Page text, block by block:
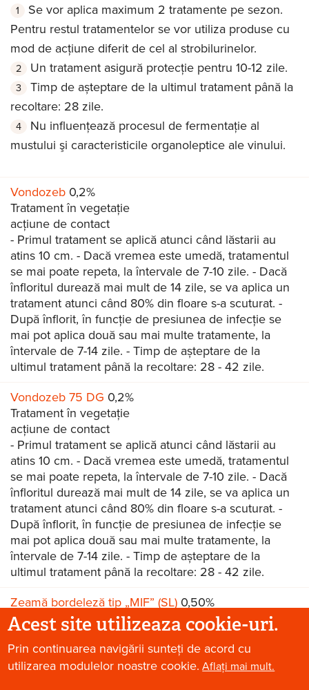
Se vor aplica maximum 2 tratamente pe sezon.
Pentru restul tratamentelor se vor utiliza produse cu
mod de acțiune diferit de cel al strobilurinelor.
Un tratament asigură protecție pentru 10-12 zile.
Timp de așteptare de la ultimul tratament până la
recoltare: 28 zile.
Nu influenţează procesul de fermentaţie al
mustului şi caracteristicile organoleptice ale vinului.
Vondozeb 0,2%
Tratament în vegetație
acțiune de contact
- Primul tratament se aplică atunci când lăstarii au
atins 10 cm. - Dacă vremea este umedă, tratamentul
se mai poate repeta, la întervale de 7-10 zile. - Dacă
înfloritul durează mai mult de 14 zile, se va aplica un
tratament atunci când 80% din floare s-a scuturat. -
După înflorit, în funcție de presiunea de infecție se
mai pot aplica două sau mai multe tratamente, la
întervale de 7-14 zile. - Timp de așteptare de la
ultimul tratament până la recoltare: 28 - 42 zile.
Vondozeb 75 DG 0,2%
Tratament în vegetație
acțiune de contact
- Primul tratament se aplică atunci când lăstarii au
atins 10 cm. - Dacă vremea este umedă, tratamentul
se mai poate repeta, la întervale de 7-10 zile. - Dacă
înfloritul durează mai mult de 14 zile, se va aplica un
tratament atunci când 80% din floare s-a scuturat. -
După înflorit, în funcție de presiunea de infecție se
mai pot aplica două sau mai multe tratamente, la
întervale de 7-14 zile. - Timp de așteptare de la
ultimul tratament până la recoltare: 28 - 42 zile.
Zeamă bordeleză tip „MIF” (SL) 0,50%
Tratament in repaus vegetativ
acțiune de contact
-Aplicare postflorală
Acest site utilizeaza cookie-uri.
Prin continuarea navigării sunteți de acord cu
utilizarea modulelor noastre cookie. Aflați mai mult.